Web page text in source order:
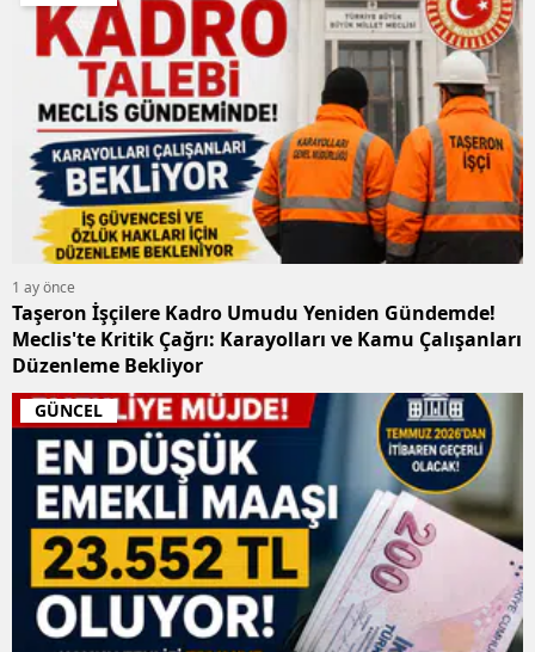
1 ay önce
Taşeron İşçilere Kadro Umudu Yeniden Gündemde!
Meclis'te Kritik Çağrı: Karayolları ve Kamu Çalışanları
Düzenleme Bekliyor
GÜNCEL